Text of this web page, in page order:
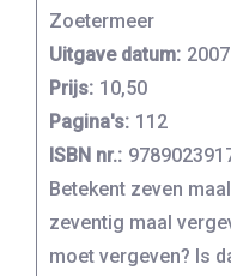
Zoetermeer
Uitgave datum: 2007
Prijs: 10,50
Pagina's: 112
ISBN nr.:
Betekent zeven maal
zeventig maal
moet vergeven? Is